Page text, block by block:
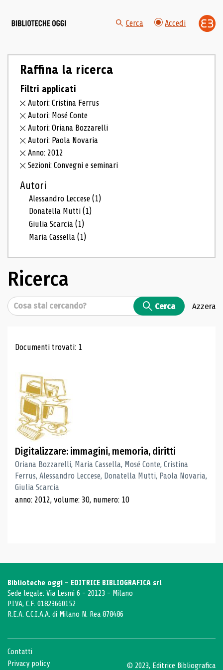
Cerca Accedi
Raffina la ricerca
Filtri applicati
Autori: Cristina Ferrus
Autori: Mosé Conte
Autori: Oriana Bozzarelli
Autori: Paola Novaria
Anno: 2012
Sezioni: Convegni e seminari
Autori
Alessandro Leccese(1)
Donatella Mutti(1)
Giulia Scarcia(1)
Maria Cassella(1)
Ricerca
Cerca Cerca Azzera
Risultati di ricerca
Documenti trovati: 1
Digitalizzare: immagini, memoria, diritti
Oriana Bozzarelli, Maria Cassella, Mosé Conte, Cristina
Ferrus, Alessandro Leccese, Donatella Mutti, Paola Novaria,
Giulia Scarcia
anno: 2012, volume: 30, numero: 10
Biblioteche oggi - EDITRICE BIBLIOGRAFICA srl
Sede legale: Via Lesmi 6 - 20123 - Milano
P.IVA, C.F. 01823660152
R.E.A. C.C.I.A.A. di Milano N. Rea 878486
Contatti
Privacy policy
© 2023, Editrice Bibliografica